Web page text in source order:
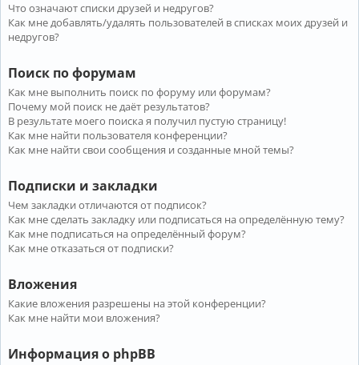
Что означают списки друзей и недругов?
Как мне добавлять/удалять пользователей в списках моих друзей и
недругов?
Поиск по форумам
Как мне выполнить поиск по форуму или форумам?
Почему мой поиск не даёт результатов?
В результате моего поиска я получил пустую страницу!
Как мне найти пользователя конференции?
Как мне найти свои сообщения и созданные мной темы?
Подписки и закладки
Чем закладки отличаются от подписок?
Как мне сделать закладку или подписаться на определённую тему?
Как мне подписаться на определённый форум?
Как мне отказаться от подписки?
Вложения
Какие вложения разрешены на этой конференции?
Как мне найти мои вложения?
Информация о phpBB